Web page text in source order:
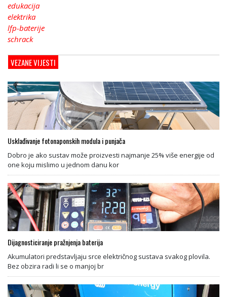
edukacija
elektrika
lfp-baterije
schrack
VEZANE VIJESTI
Usklađivanje fotonaponskih modula i punjača
Dobro je ako sustav može proizvesti najmanje 25% više energije od
one koju mislimo u jednom danu kor
Dijagnosticiranje pražnjenja baterija
Akumulatori predstavljaju srce električnog sustava svakog plovila.
Bez obzira radi li se o manjoj br